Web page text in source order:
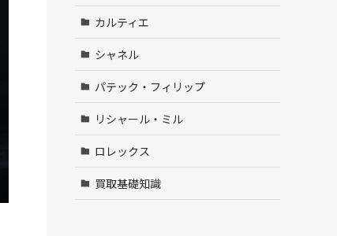
カルティエ
シャネル
パテック・フィリップ
リシャール・ミル
ロレックス
買取基礎知識